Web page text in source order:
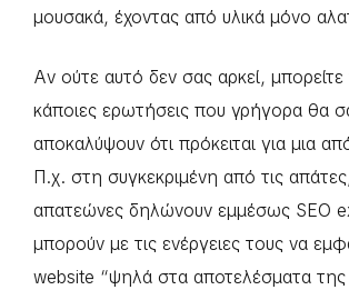
μουσακά, έχοντας από υλικά μόνο
Αν ούτε αυτό δεν σας αρκεί, μπορείτε
κάποιες ερωτήσεις που γρήγορα θα
αποκαλύψουν ότι πρόκειται για μια
Π.χ. στη συγκεκριμένη από τις
απατεώνες δηλώνουν εμμέσως SEO
μπορούν με τις ενέργειες τους να
website “ψηλά στα αποτελέσματα της